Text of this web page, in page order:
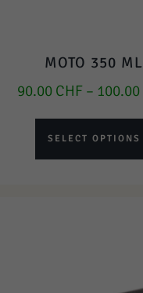
MOTO 350 ML
90.00 CHF – 100.00
SELECT OPTIONS